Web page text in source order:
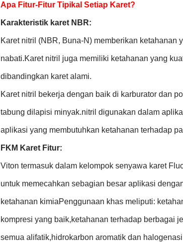
Apa Fitur-Fitur Tipikal Setiap Karet?
Karakteristik karet NBR:
Karet nitril (NBR, Buna-N) memberikan ketahanan
nabati.Karet nitril juga memiliki ketahanan yang
dibandingkan karet alami.
Karet nitril bekerja dengan baik di karburator dan
tabung dilapisi minyak.nitril digunakan dalam
aplikasi yang membutuhkan ketahanan terhadap
FKM Karet Fitur:
Viton termasuk dalam kelompok senyawa karet
untuk memecahkan sebagian besar aplikasi
ketahanan kimiaPenggunaan khas meliputi:
kompresi yang baik,ketahanan terhadap berbagai
semua alifatik,hidrokarbon aromatik dan